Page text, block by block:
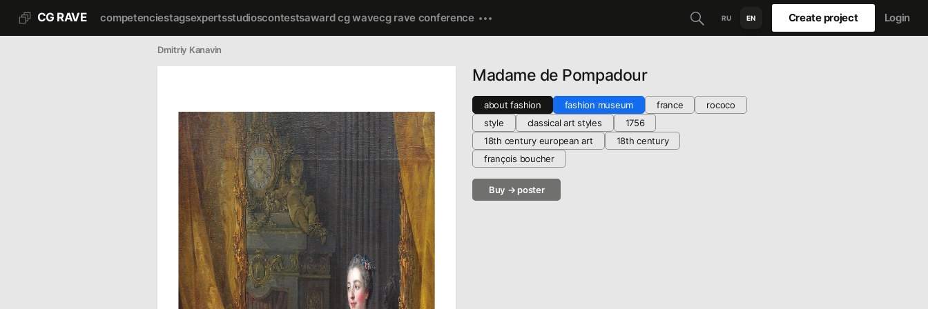
CG RAVE competenciestagsexpertsstudioscontestsaward cg wavecg rave conference RU EN Create project Login
Dmitriy Kanavin
Madame de Pompadour
about fashion fashion museum france
rococo
style
classical art styles
1756
18th century european art
18th century
françois boucher
Buy → poster